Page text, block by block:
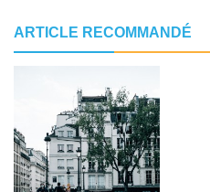
ARTICLE RECOMMANDÉ